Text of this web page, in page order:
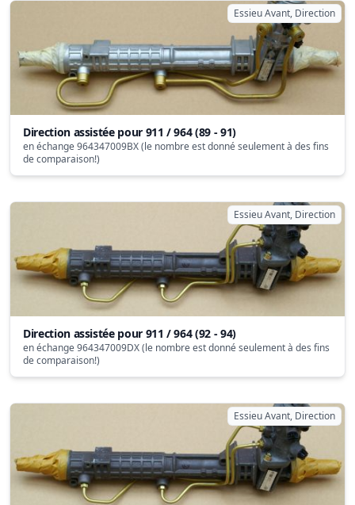
Essieu Avant, Direction
Direction assistée pour 911 / 964 (89 - 91)
en échange 964347009BX (le nombre est donné seulement à des fins
de comparaison!)
Essieu Avant, Direction
Direction assistée pour 911 / 964 (92 - 94)
en échange 964347009DX (le nombre est donné seulement à des fins
de comparaison!)
Essieu Avant, Direction